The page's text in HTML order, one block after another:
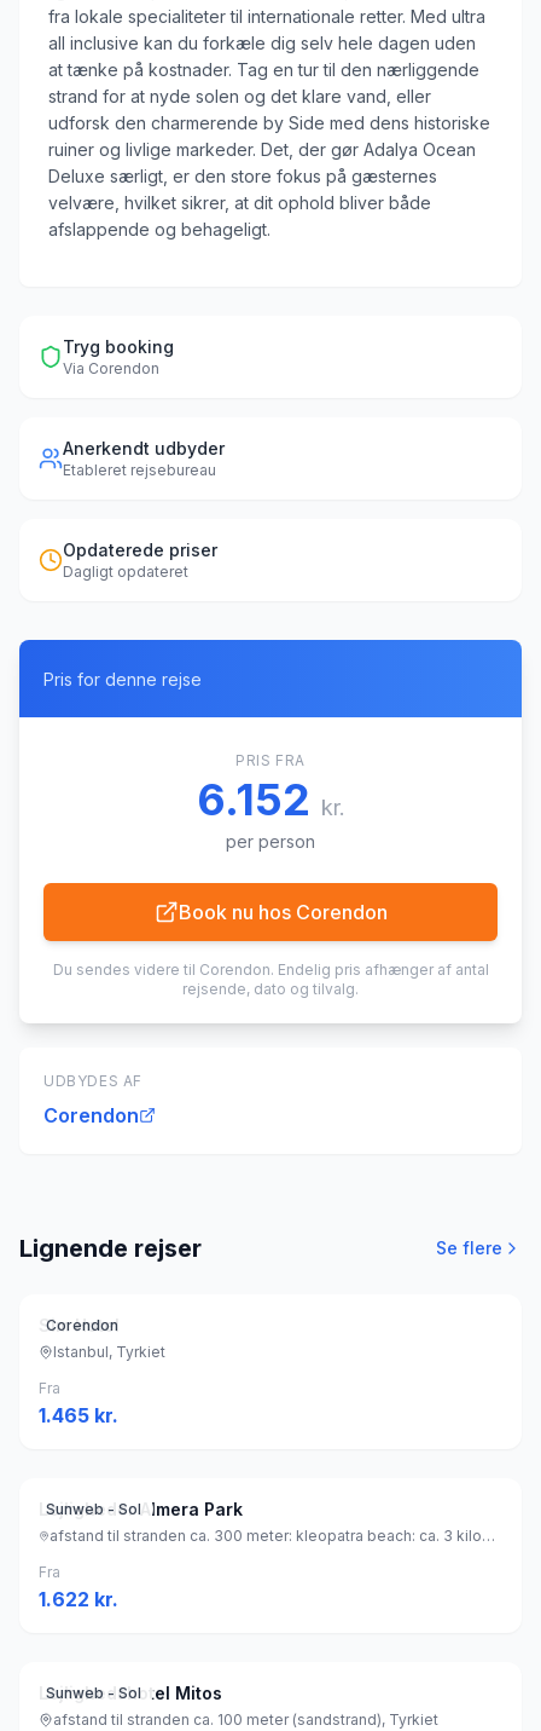
fra lokale specialiteter til internationale retter. Med ultra
all inclusive kan du forkæle dig selv hele dagen uden
at tænke på kostnader. Tag en tur til den nærliggende
strand for at nyde solen og det klare vand, eller
udforsk den charmerende by Side med dens historiske
ruiner og livlige markeder. Det, der gør Adalya Ocean
Deluxe særligt, er den store fokus på gæsternes
velvære, hvilket sikrer, at dit ophold bliver både
afslappende og behageligt.
Tryg booking
Via Corendon
Anerkendt udbyder
Etableret rejsebureau
Opdaterede priser
Dagligt opdateret
Pris for denne rejse
PRIS FRA
6.152 kr.
per person
Book nu hos Corendon
Du sendes videre til Corendon. Endelig pris afhænger af antal
rejsende, dato og tilvalg.
UDBYDES AF
Corendon
Lignende rejser Se flere
Corendon
Sim Hotel
Istanbul, Tyrkiet
Fra
1.465 kr.
Sunweb - Sol
Lejligheder Almera Park
afstand til stranden ca. 300 meter: kleopatra beach: ca. 3 kilometer (sandstrand), Tyrkiet
Fra
1.622 kr.
Sunweb - Sol
Lejlighedshotel Mitos
afstand til stranden ca. 100 meter (sandstrand), Tyrkiet